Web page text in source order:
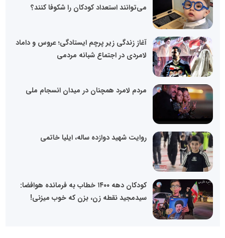
می‌توانند استعداد کودکان را شکوفا کنند؟
آغاز زندگی زیر پرچم ایستادگی؛ عروس و داماد
لامردی در اجتماع شبانه مردمی
مردم لامرد همچنان در میدان انسجام ملی
روایت شهید دوازده‌ ساله، ایلیا خاتمی
کودکان دهه ۱۴۰۰ خطاب به فرمانده هوافضا:
سیدمجید نقطه زن، بزن که خوب میزنی!